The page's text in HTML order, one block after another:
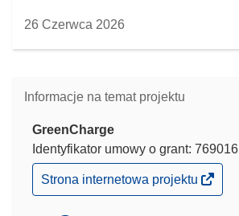
26 Czerwca 2026
Informacje na temat projektu
GreenCharge
Identyfikator umowy o grant: 769016
(odnośnik
otworzy
Strona internetowa projektu